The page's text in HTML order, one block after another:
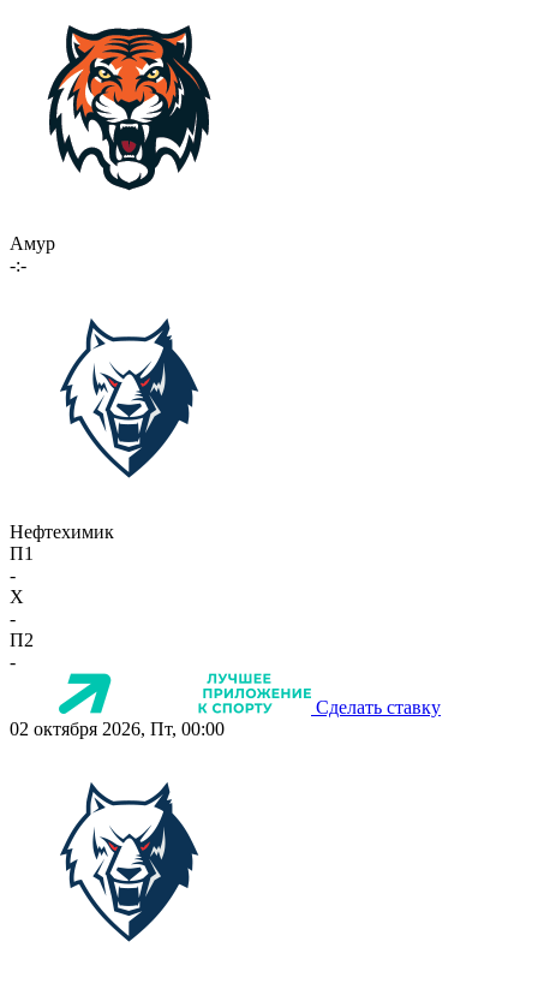
Амур
-:-
Нефтехимик
П1
-
X
-
П2
-
Сделать ставку
02 октября 2026, Пт, 00:00